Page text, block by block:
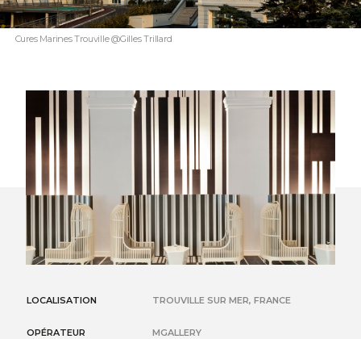
Cures Marines Trouville @Gilles Trillard
LOCALISATION TROUVILLE SUR MER, FRANCE
OPÉRATEUR MGALLERY